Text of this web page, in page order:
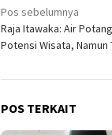
Navigasi
pos
Pos sebelumnya
Raja Itawaka: Air
Potensi Wisata,
POS TERKAIT